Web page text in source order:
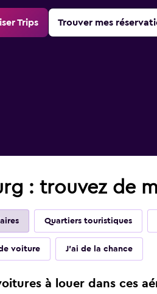
Trips Trouver mes
: trouvez de
Quartiers touristiques
voiture J'ai de la chance
à louer dans ces